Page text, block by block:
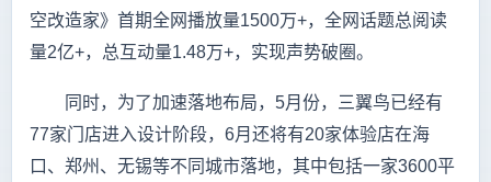
空改造家》首期全网播放量1500万+，全网话题总阅读
量2亿+，总互动量1.48万+，实现声势破圈。
同时，为了加速落地布局，5月份，三翼鸟已经有
77家门店进入设计阶段，6月还将有20家体验店在海
口、郑州、无锡等不同城市落地，其中包括一家3600平